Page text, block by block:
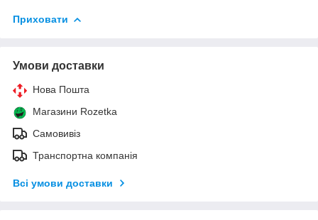
Приховати
Умови доставки
Нова Пошта
Магазини Rozetka
Самовивіз
Транспортна компанія
Всі умови доставки